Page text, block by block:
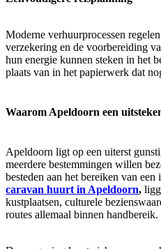
Moderne verhuurprocessen
verzekering en de voorbereiding
hun energie kunnen steken in het
plaats van in het papierwerk dat
Waarom Apeldoorn een
Apeldoorn ligt op een uiterst
meerdere bestemmingen willen
besteden aan het bereiken van
caravan huurt in Apeldoorn,
kustplaatsen, culturele
routes allemaal binnen handbereik.